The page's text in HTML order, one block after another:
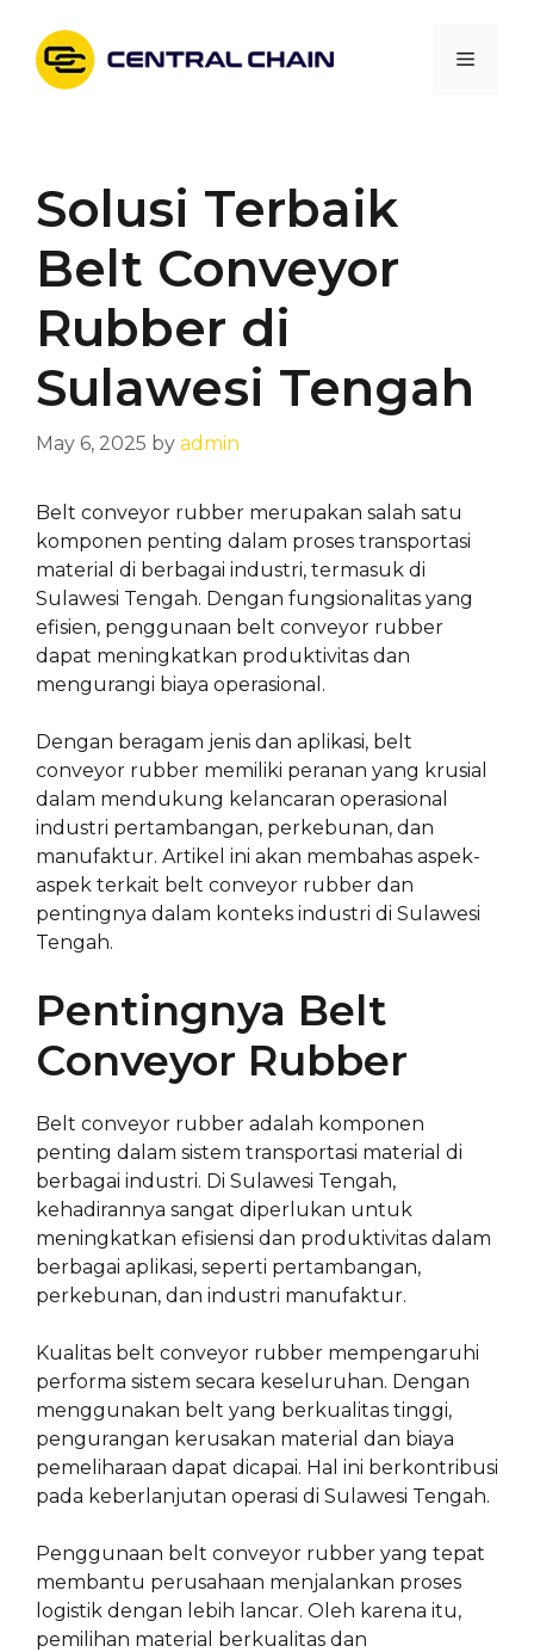
content
Menu
Solusi Terbaik
Belt Conveyor
Rubber di
Sulawesi Tengah
May 6, 2025 by admin
Belt conveyor rubber merupakan salah satu
komponen penting dalam proses transportasi
material di berbagai industri, termasuk di
Sulawesi Tengah. Dengan fungsionalitas yang
efisien, penggunaan belt conveyor rubber
dapat meningkatkan produktivitas dan
mengurangi biaya operasional.
Dengan beragam jenis dan aplikasi, belt
conveyor rubber memiliki peranan yang krusial
dalam mendukung kelancaran operasional
industri pertambangan, perkebunan, dan
manufaktur. Artikel ini akan membahas aspek-
aspek terkait belt conveyor rubber dan
pentingnya dalam konteks industri di Sulawesi
Tengah.
Pentingnya Belt
Conveyor Rubber
Belt conveyor rubber adalah komponen
penting dalam sistem transportasi material di
berbagai industri. Di Sulawesi Tengah,
kehadirannya sangat diperlukan untuk
meningkatkan efisiensi dan produktivitas dalam
berbagai aplikasi, seperti pertambangan,
perkebunan, dan industri manufaktur.
Kualitas belt conveyor rubber mempengaruhi
performa sistem secara keseluruhan. Dengan
menggunakan belt yang berkualitas tinggi,
pengurangan kerusakan material dan biaya
pemeliharaan dapat dicapai. Hal ini berkontribusi
pada keberlanjutan operasi di Sulawesi Tengah.
Penggunaan belt conveyor rubber yang tepat
membantu perusahaan menjalankan proses
logistik dengan lebih lancar. Oleh karena itu,
pemilihan material berkualitas dan